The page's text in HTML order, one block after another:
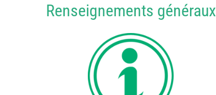
Renseignements généraux